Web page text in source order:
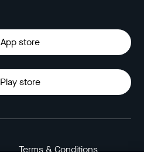
App store
Play store
Terms & Conditions